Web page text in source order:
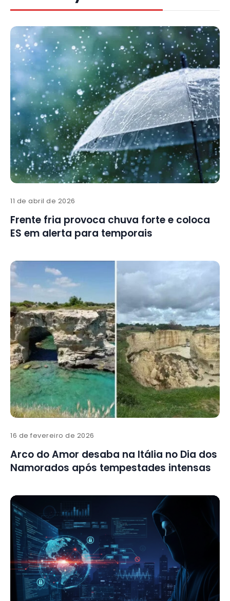
11 de abril de 2026
Frente fria provoca chuva forte e coloca
ES em alerta para temporais
16 de fevereiro de 2026
Arco do Amor desaba na Itália no Dia dos
Namorados após tempestades intensas